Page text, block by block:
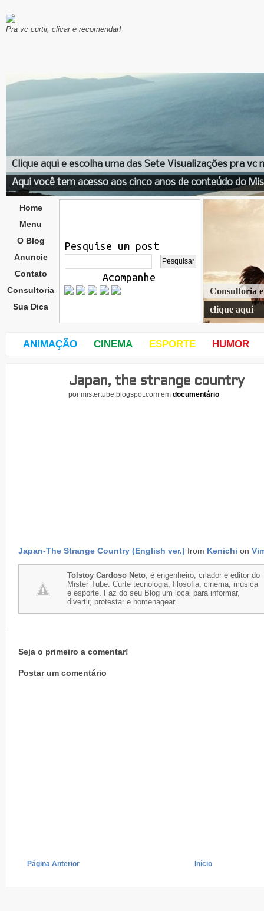
Pra vc curtir, clicar e recomendar!
Clique aqui e escolha uma das Sete Visualizações pra vc
Aqui você tem acesso aos cinco anos de conteúdo do
Home
Menu
O Blog
Anuncie
Contato
Consultoria
Sua Dica
Pesquise um post
Acompanhe
Consultoria
clique aqui
ANIMAÇÃO CINEMA ESPORTE HUMOR
Japan, the strange country
por mistertube.blogspot.com em documentário
Japan-The Strange Country (English ver.) from Kenichi on
Tolstoy Cardoso Neto, é engenheiro, criador e editor do
Mister Tube. Curte tecnologia, filosofia, cinema, música
e esporte. Faz do seu Blog um local para informar,
divertir, protestar e homenagear.
Seja o primeiro a comentar!
Postar um comentário
Página Anterior Início